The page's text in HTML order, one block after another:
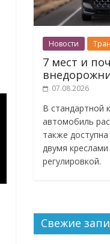
Новости
7 мест и
07.08.2026
В стандартной
автомобиль
также
двумя
регулировкой.
Свежие